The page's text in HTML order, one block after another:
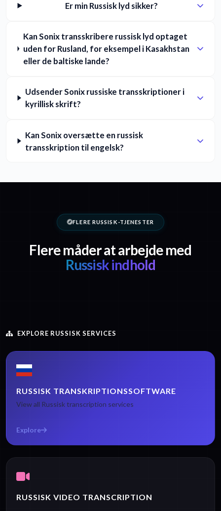
Er min Russisk lyd sikker?
Kan Sonix transskribere russisk lyd optaget
uden for Rusland, for eksempel i Kasakhstan
eller de baltiske lande?
Udsender Sonix russiske transskriptioner i
kyrillisk skrift?
Kan Sonix oversætte en russisk
transskription til engelsk?
FLERE RUSSISK-TJENESTER
Flere måder at arbejde med
Russisk indhold
EXPLORE RUSSISK SERVICES
RUSSISK TRANSKRIPTIONSSOFTWARE
View all Russisk transcription services
Explore
RUSSISK VIDEO TRANSCRIPTION